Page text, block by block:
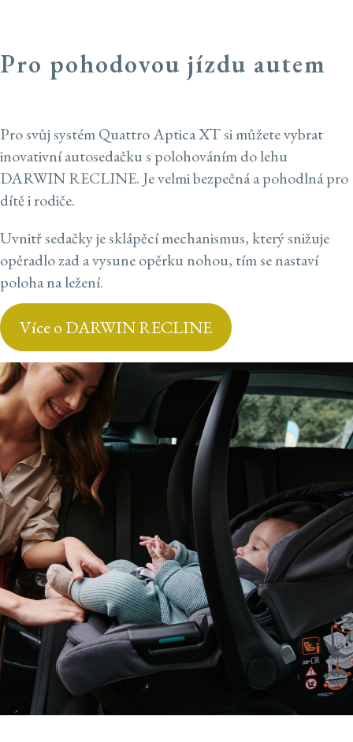
Pro pohodovou jízdu autem
Pro svůj systém Quattro Aptica XT si můžete vybrat
inovativní autosedačku s polohováním do lehu
DARWIN RECLINE. Je velmi bezpečná a pohodlná pro
dítě i rodiče.
Uvnitř sedačky je sklápěcí mechanismus, který snižuje
opěradlo zad a vysune opěrku nohou, tím se nastaví
poloha na ležení.
Více o DARWIN RECLINE